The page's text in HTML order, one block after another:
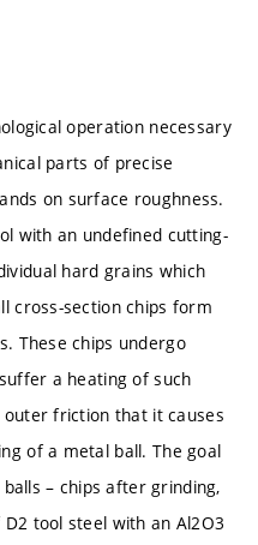
operation necessary
parts of precise
on surface roughness.
with an undefined cutting-
hard grains which
cross-section chips form
These chips undergo
a heating of such
friction that it causes
of a metal ball. The goal
– chips after grinding,
tool steel with an Al2O3